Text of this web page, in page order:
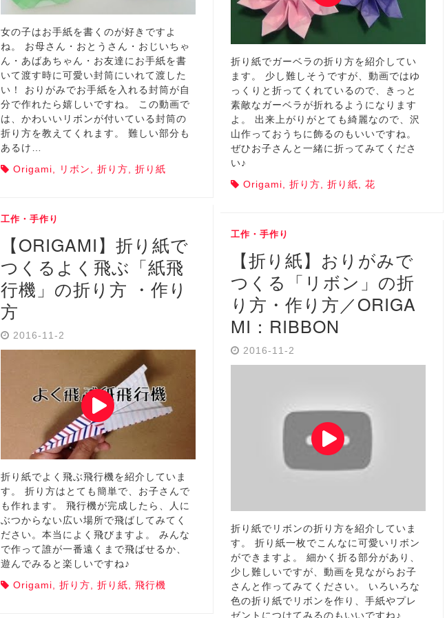
女の子はお手紙を書くのが好きですよ
ね。 お母さん・おとうさん・おじいちゃ
ん・あばあちゃん・お友達にお手紙を書
いて渡す時に可愛い封筒にいれて渡した
い！ おりがみでお手紙を入れる封筒が自
分で作れたら嬉しいですね。 この動画で
は、かわいいリボンが付いている封筒の
折り方を教えてくれます。 難しい部分も
あるけ…
Origami, リボン, 折り方, 折り紙
折り紙でガーベラの折り方を紹介してい
ます。 少し難しそうですが、動画ではゆ
っくりと折ってくれているので、きっと
素敵なガーベラが折れるようになります
よ。 出来上がりがとても綺麗なので、沢
山作っておうちに飾るのもいいですね。
ぜひお子さんと一緒に折ってみてくださ
い♪
Origami, 折り方, 折り紙, 花
工作・手作り
【ORIGAMI】折り紙で
つくるよく飛ぶ「紙飛
行機」の折り方 ・作り
方
2016-11-2
折り紙でよく飛ぶ飛行機を紹介していま
す。 折り方はとても簡単で、お子さんで
も作れます。 飛行機が完成したら、人に
ぶつからない広い場所で飛ばしてみてく
ださい。本当によく飛びますよ。 みんな
で作って誰が一番遠くまで飛ばせるか、
遊んでみると楽しいですね♪
Origami, 折り方, 折り紙, 飛行機
工作・手作り
【折り紙】おりがみで
つくる「リボン」の折
り方・作り方／ORIGA
MI：RIBBON
2016-11-2
折り紙でリボンの折り方を紹介していま
す。 折り紙一枚でこんなに可愛いリボン
ができますよ。 細かく折る部分があり、
少し難しいですが、動画を見ながらお子
さんと作ってみてください。 いろいろな
色の折り紙でリボンを作り、手紙やプレ
ゼントにつけてみるのもいいですね♪